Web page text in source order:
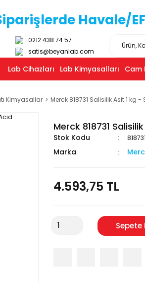
Havale/
0212 438 74 57
satis@beyanlab.com
Lab Cihazları Lab Kimyasalları Cam
Kimyasallar Merck 818731 Salisilik Asit 1 kg
Merck 818731
Stok Kodu
Marka
4.593,75 TL
Sepete